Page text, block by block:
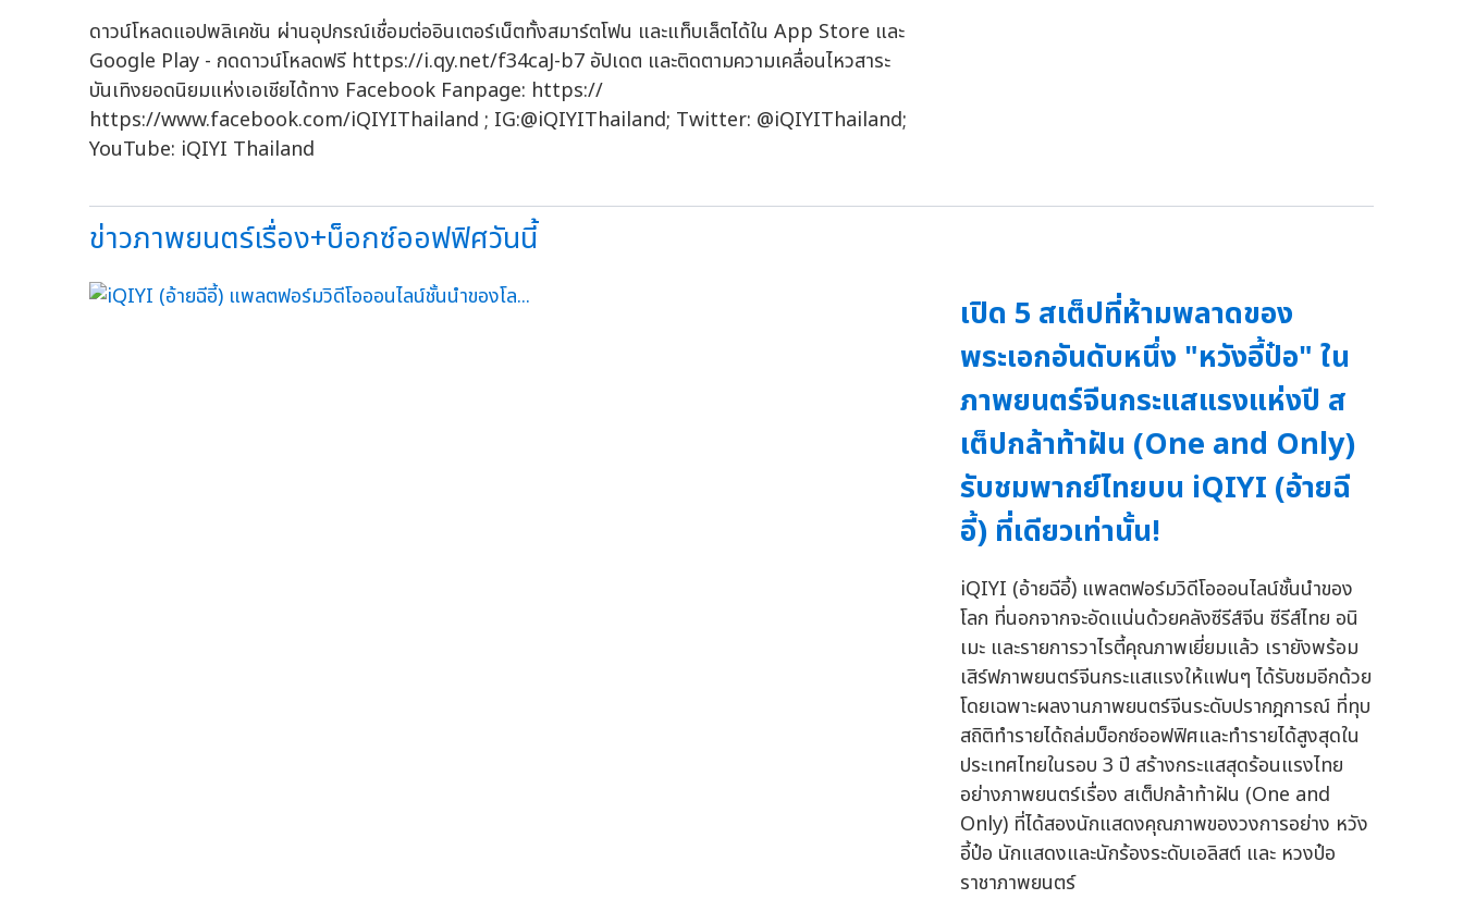
ดาวน์โหลดแอปพลิเคชัน ผ่านอุปกรณ์เชื่อมต่ออินเตอร์เน็ตทั้งสมาร์ตโฟน และแท็บเล็ตได้ใน App Store และ
Google Play - กดดาวน์โหลดฟรี https://i.qy.net/f34caJ-b7 อัปเดต และติดตามความเคลื่อนไหวสาระ
บันเทิงยอดนิยมแห่งเอเชียได้ทาง Facebook Fanpage: https://
https://www.facebook.com/iQIYIThailand ; IG:@iQIYIThailand; Twitter: @iQIYIThailand;
YouTube: iQIYI Thailand
ข่าวภาพยนตร์เรื่อง+บ็อกซ์ออฟฟิศวันนี้
เปิด 5 สเต็ปที่ห้ามพลาดของ
พระเอกอันดับหนึ่ง "หวังอี้ป๋อ" ใน
ภาพยนตร์จีนกระแสแรงแห่งปี ส
เต็ปกล้าท้าฝัน (One and Only)
รับชมพากย์ไทยบน iQIYI (อ้ายฉี
อี้) ที่เดียวเท่านั้น!
iQIYI (อ้ายฉีอี้) แพลตฟอร์มวิดีโอออนไลน์ชั้นนำของ
โลก ที่นอกจากจะอัดแน่นด้วยคลังซีรีส์จีน ซีรีส์ไทย อนิ
เมะ และรายการวาไรตี้คุณภาพเยี่ยมแล้ว เรายังพร้อม
เสิร์ฟภาพยนตร์จีนกระแสแรงให้แฟนๆ ได้รับชมอีกด้วย
โดยเฉพาะผลงานภาพยนตร์จีนระดับปรากฎการณ์ ที่ทุบ
สถิติทำรายได้ถล่มบ็อกซ์ออฟฟิศและทำรายได้สูงสุดใน
ประเทศไทยในรอบ 3 ปี สร้างกระแสสุดร้อนแรงไทย
อย่างภาพยนตร์เรื่อง สเต็ปกล้าท้าฝัน (One and
Only) ที่ได้สองนักแสดงคุณภาพของวงการอย่าง หวัง
อี้ป๋อ นักแสดงและนักร้องระดับเอลิสต์ และ หวงป๋อ
ราชาภาพยนตร์